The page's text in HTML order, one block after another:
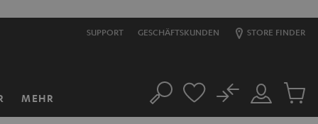
SUPPORT GESCHÄFTSKUNDEN STORE FINDER
MEHR Suche
Mein
Konto
No
Artikel